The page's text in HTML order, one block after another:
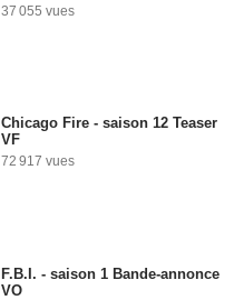
37 055 vues
Chicago Fire - saison 12 Teaser
VF
72 917 vues
F.B.I. - saison 1 Bande-annonce
VO